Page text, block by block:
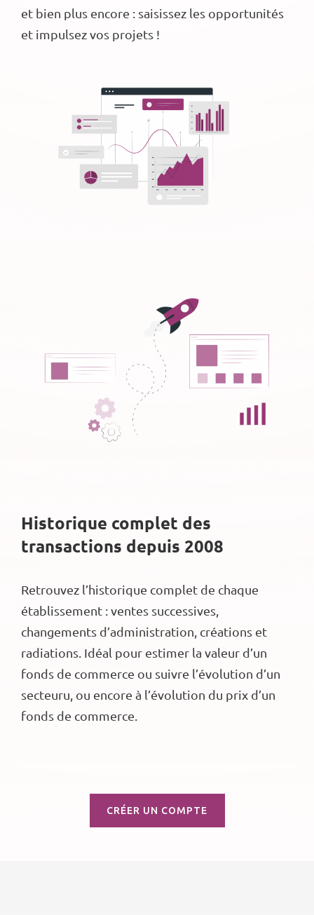
et bien plus encore : saisissez les opportunités
et impulsez vos projets !
Historique complet des
transactions depuis 2008
Retrouvez l’historique complet de chaque
établissement : ventes successives,
changements d’administration, créations et
radiations. Idéal pour estimer la valeur d’un
fonds de commerce ou suivre l’évolution d’un
secteuru, ou encore à l’évolution du prix d’un
fonds de commerce.
CRÉER UN COMPTE